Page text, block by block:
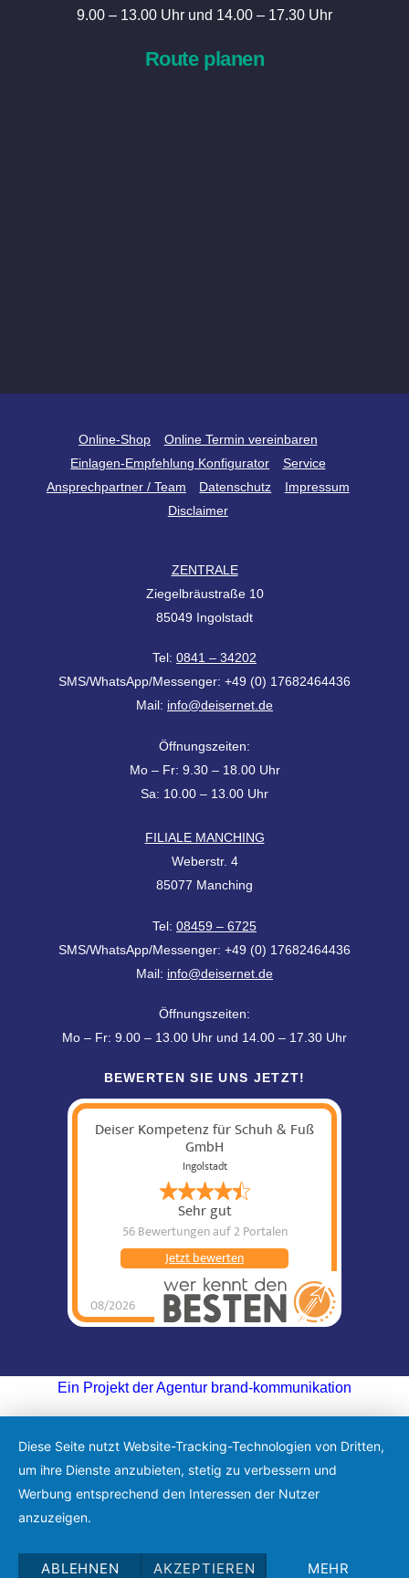
9.00 – 13.00 Uhr und 14.00 – 17.30 Uhr
Route planen
Top
Online-Shop
Online Termin vereinbaren
Einlagen-Empfehlung Konfigurator
Service
Ansprechpartner / Team
Datenschutz
Impressum
Disclaimer
ZENTRALE
Ziegelbräustraße 10
85049 Ingolstadt
Tel: 0841 – 34202
SMS/WhatsApp/Messenger: +49 (0) 17682464436
Mail: info@deisernet.de
Öffnungszeiten:
Mo – Fr: 9.30 – 18.00 Uhr
Sa: 10.00 – 13.00 Uhr
FILIALE MANCHING
Weberstr. 4
85077 Manching
Tel: 08459 – 6725
SMS/WhatsApp/Messenger: +49 (0) 17682464436
Mail: info@deisernet.de
Öffnungszeiten:
Mo – Fr: 9.00 – 13.00 Uhr und 14.00 – 17.30 Uhr
BEWERTEN SIE UNS JETZT!
Deiser Kompetenz für Schuh & Fuß
GmbH
Ingolstadt
Sehr gut
56 Bewertungenauf 2 Portalen
08/2026
Jetzt bewerten
Ein Projekt der Agentur brand-kommunikation
Diese Seite nutzt Website-Tracking-Technologien von Dritten,
um ihre Dienste anzubieten, stetig zu verbessern und
Werbung entsprechend den Interessen der Nutzer
anzuzeigen.
ABLEHNEN AKZEPTIEREN MEHR